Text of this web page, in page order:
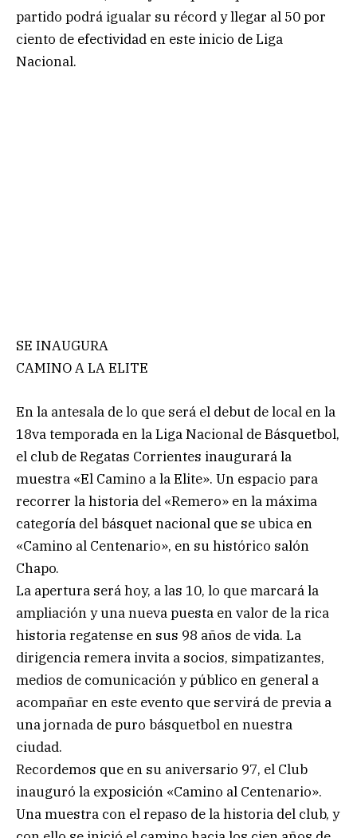
partido podrá igualar su récord y llegar al 50 por
ciento de efectividad en este inicio de Liga
Nacional.
SE INAUGURA
CAMINO A LA ELITE
En la antesala de lo que será el debut de local en la
18va temporada en la Liga Nacional de Básquetbol,
el club de Regatas Corrientes inaugurará la
muestra «El Camino a la Elite». Un espacio para
recorrer la historia del «Remero» en la máxima
categoría del básquet nacional que se ubica en
«Camino al Centenario», en su histórico salón
Chapo.
La apertura será hoy, a las 10, lo que marcará la
ampliación y una nueva puesta en valor de la rica
historia regatense en sus 98 años de vida. La
dirigencia remera invita a socios, simpatizantes,
medios de comunicación y público en general a
acompañar en este evento que servirá de previa a
una jornada de puro básquetbol en nuestra
ciudad.
Recordemos que en su aniversario 97, el Club
inauguró la exposición «Camino al Centenario».
Una muestra con el repaso de la historia del club, y